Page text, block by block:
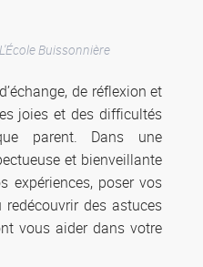
L'École Buissonnière
de réflexion et
joies et des difficultés
parent. Dans une
et bienveillante
expériences, poser vos
des astuces
vous aider dans votre